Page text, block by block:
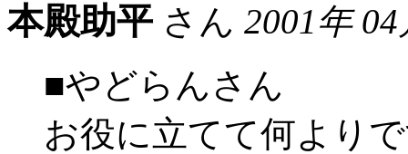
本殿助平 さん 2001年
■やどらんさん
お役に立てて何より